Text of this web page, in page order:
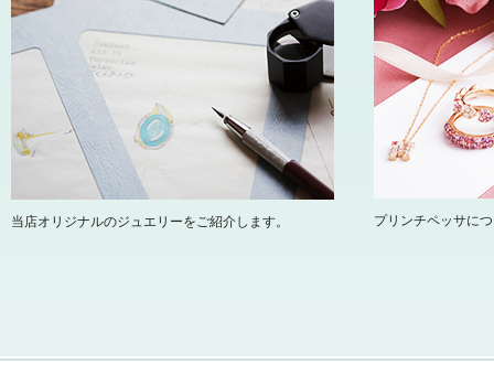
当店オリジナルのジュエリーをご紹介します。 プリンチペッサに